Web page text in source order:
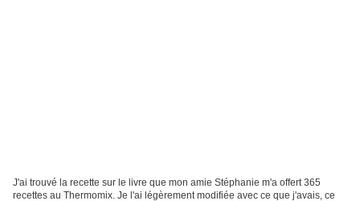
J'ai trouvé la recette sur le livre que mon amie Stéphanie m'a offert 365
recettes au Thermomix. Je l'ai légèrement modifiée avec ce que j'avais, ce